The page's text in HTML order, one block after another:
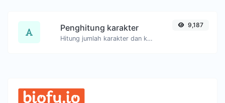
Penghitung karakter
Hitung jumlah karakter dan kata dari teks yang diberikan.
9,187